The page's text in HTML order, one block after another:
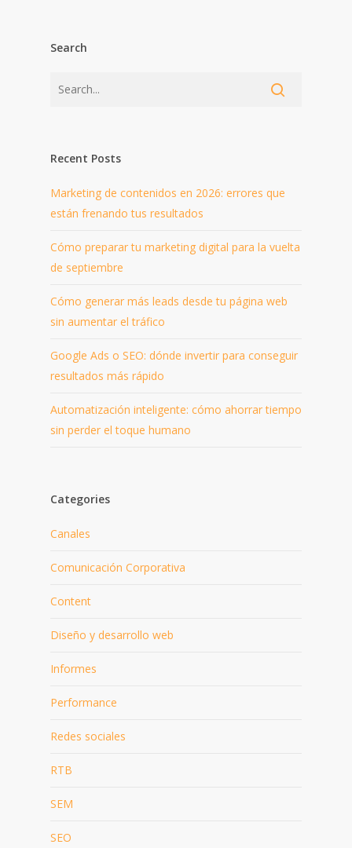
Search
Recent Posts
Marketing de contenidos en 2026: errores que
están frenando tus resultados
Cómo preparar tu marketing digital para la vuelta
de septiembre
Cómo generar más leads desde tu página web
sin aumentar el tráfico
Google Ads o SEO: dónde invertir para conseguir
resultados más rápido
Automatización inteligente: cómo ahorrar tiempo
sin perder el toque humano
Categories
Canales
Comunicación Corporativa
Content
Diseño y desarrollo web
Informes
Performance
Redes sociales
RTB
SEM
SEO